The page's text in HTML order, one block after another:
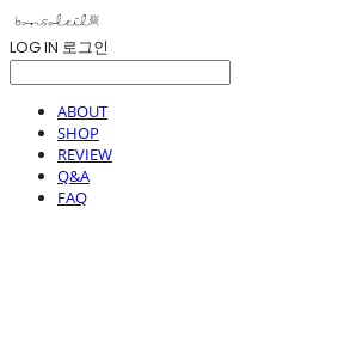
LOG IN 로그인
ABOUT
SHOP
REVIEW
Q&A
FAQ